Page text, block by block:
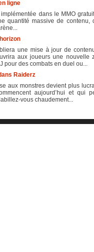
ligne
dans le MMO
quantité massive de
une mise à jour de
aux joueurs une
pour des combats en duel ou...
Raiderz
aux monstres devient plus
aujourd’hui et qui
vous chaudement...